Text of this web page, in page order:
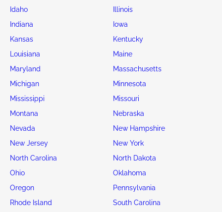
Idaho
Illinois
Indiana
Iowa
Kansas
Kentucky
Louisiana
Maine
Maryland
Massachusetts
Michigan
Minnesota
Mississippi
Missouri
Montana
Nebraska
Nevada
New Hampshire
New Jersey
New York
North Carolina
North Dakota
Ohio
Oklahoma
Oregon
Pennsylvania
Rhode Island
South Carolina